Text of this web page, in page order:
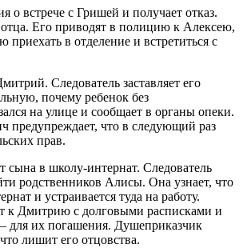
о встрече с Гришей и получает отказ.
отца. Его приводят в полицию к Алексею,
приехать в отделение и встретиться с
Следователь заставляет его
почему ребенок без
на улице и сообщает в органы опеки.
предупреждает, что в следующий раз
прав.
сына в школу-интернат. Следователь
родственников Алисы. Она узнает, что
и устраивается туда на работу.
к Дмитрию с долговыми расписками и
– для их погашения. Душеприказчик
лишит его отцовства.